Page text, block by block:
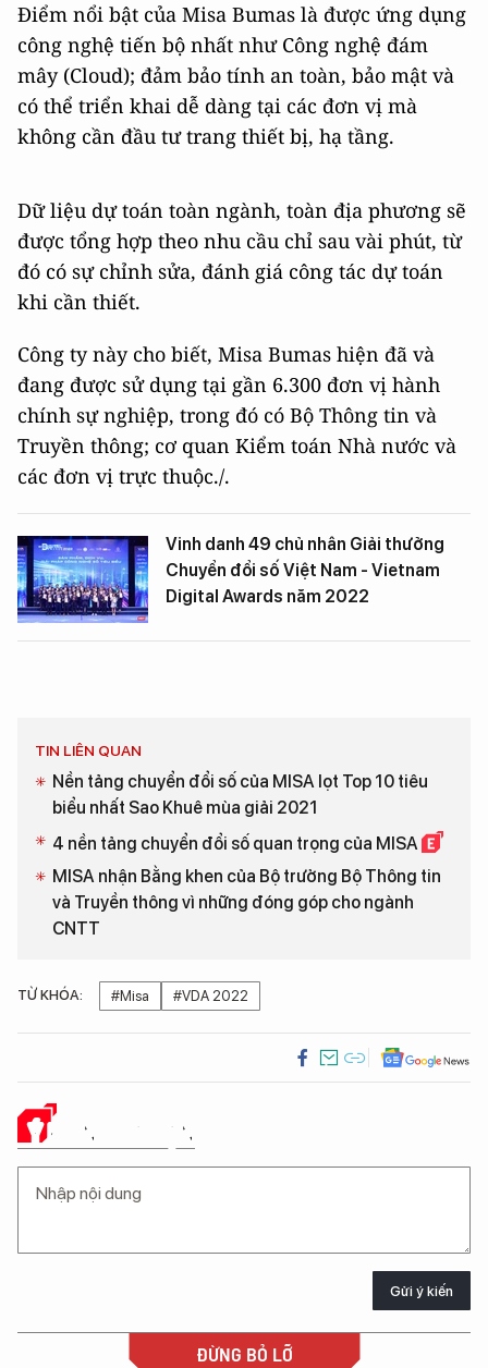
Điểm nổi bật của Misa Bumas là được ứng dụng
công nghệ tiến bộ nhất như Công nghệ đám
mây (Cloud); đảm bảo tính an toàn, bảo mật và
có thể triển khai dễ dàng tại các đơn vị mà
không cần đầu tư trang thiết bị, hạ tầng.
Dữ liệu dự toán toàn ngành, toàn địa phương sẽ
được tổng hợp theo nhu cầu chỉ sau vài phút, từ
đó có sự chỉnh sửa, đánh giá công tác dự toán
khi cần thiết.
Công ty này cho biết, Misa Bumas hiện đã và
đang được sử dụng tại gần 6.300 đơn vị hành
chính sự nghiệp, trong đó có Bộ Thông tin và
Truyền thông; cơ quan Kiểm toán Nhà nước và
các đơn vị trực thuộc./.
Vinh danh 49 chủ nhân Giải thưởng
Chuyển đổi số Việt Nam - Vietnam
Digital Awards năm 2022
TIN LIÊN QUAN
Nền tảng chuyển đổi số của MISA lọt Top 10 tiêu
biểu nhất Sao Khuê mùa giải 2021
4 nền tảng chuyển đổi số quan trọng của MISA
MISA nhận Bằng khen của Bộ trưởng Bộ Thông tin
và Truyền thông vì những đóng góp cho ngành
CNTT
TỪ KHÓA: #Misa #VDA 2022
Ý KIẾN CỦA BẠN
Gửi ý kiến
ĐỪNG BỎ LỠ